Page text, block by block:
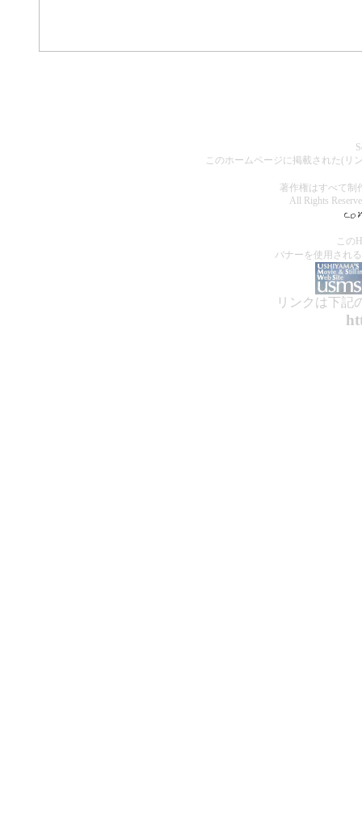
このホームページに掲載された(リ
著作権はすべて制
All Rights
この
バナーを使用され
リンクは下記